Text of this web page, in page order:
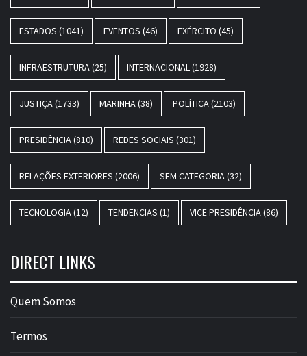
ESTADOS (1041) EVENTOS (46) EXÉRCITO (45)
INFRAESTRUTURA(25) INTERNACIONAL(1928)
JUSTIÇA(1733) MARINHA(38) POLÍTICA(2103)
PRESIDÊNCIA(810) REDES SOCIAIS (301)
RELAÇÕES EXTERIORES (2006) SEM CATEGORIA(32)
TECNOLOGIA(12) TENDENCIAS (1) VICE PRESIDÊNCIA(86)
DIRECT LINKS
Quem Somos
Termos